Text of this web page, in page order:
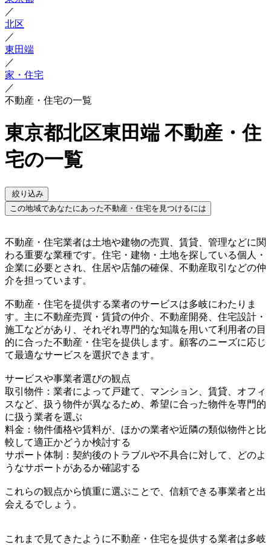
／
北区
／
東田端
／
家・住宅
／
不動産・住宅の一覧
東京都北区東田端 不動産・住
宅の一覧
絞り込み
この地域であなたにあった不動産・住宅を見つけるには
不動産・住宅業者は土地や建物の売買、賃貸、管理などに関
わる重要な業種です。住宅・建物・土地を探している個人・
企業に必要とされ、住居や店舗の確保、不動産取引などの仲
介を担っています。
不動産・住宅を提供する業者のサービスは多岐にわたりま
す。主に不動産売買・賃貸の仲介、不動産開発、住宅設計・
施工などがあり、それぞれ専門的な知識を用いて利用者の目
的に合った不動産・住宅を提供します。顧客のニーズに応じ
て最適なサービスを選択できます。
サービスや事業者選びの観点
取引物件：業者によって戸建て、マンション、賃貸、オフィ
スなど、扱う物件が異なるため、希望に合った物件を専門的
に扱う業者を選ぶ
料金：物件価格や賃料が、ほかの業者や近隣の類似物件と比
較して適正かどうか検討する
サポート体制：契約後のトラブルや不具合に対して、どのよ
うなサポートがあるか確認する
これらの観点から慎重に選ぶことで、信頼できる事業者と出
会えるでしょう。
これまで見てきたように不動産・住宅を提供する業者は多岐